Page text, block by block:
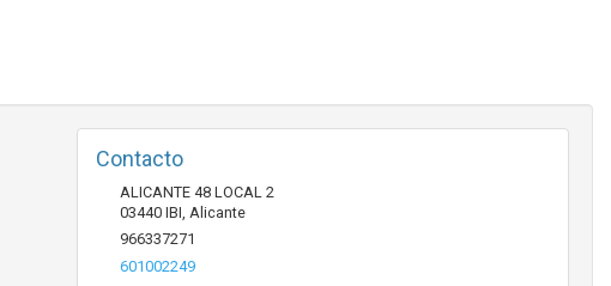
Contacto
ALICANTE 48 LOCAL 2
03440 IBI, Alicante
966337271
601002249